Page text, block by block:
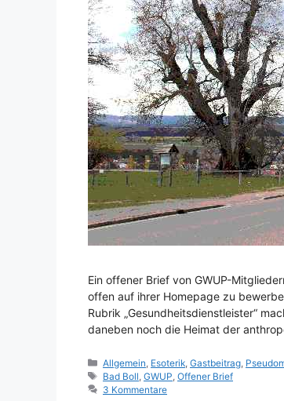
Ein offener Brief von GWUP-
offen auf ihrer Homepage zu
Rubrik „Gesundheitsdienstleister“
daneben noch die Heimat der
Kategorien
Allgemein Esoterik ,Gastbeitrag
Schlagwörter
Bad Boll ,GWUP ,Offener Brief
3 Kommentare